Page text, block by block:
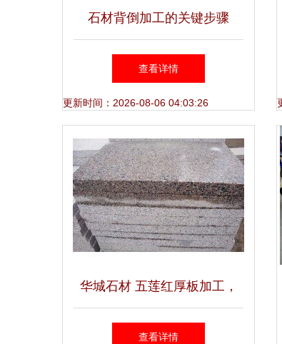
石材背倒加工的关键步骤
查看详情
更新时间：2026-08-06 04:03:26
华城石材 五莲红厚板加工，
打造5公分花岗岩板材的卓越
查看详情